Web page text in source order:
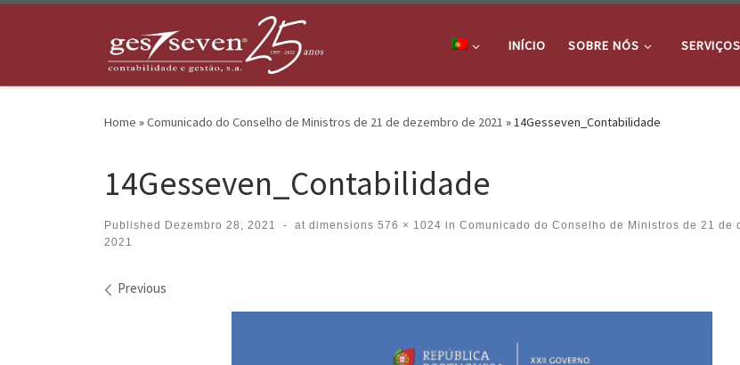
INÍCIO SOBRE NÓS SERVIÇOS
Home »Comunicado do Conselho de Ministros de 21 de dezembro de 2021 »14Gesseven_Contabilidade
14Gesseven_Contabilidade
Published Dezembro 28, 2021 - at dimensions 576 × 1024 in Comunicado do Conselho de Ministros de 21 de
2021
Images navigation
Previous